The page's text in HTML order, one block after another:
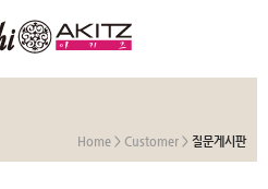
Home > Customer > 질문게시판